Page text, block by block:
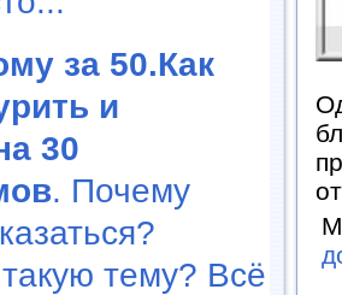
за 50.Как
и
30
. Почему
тему? Всё